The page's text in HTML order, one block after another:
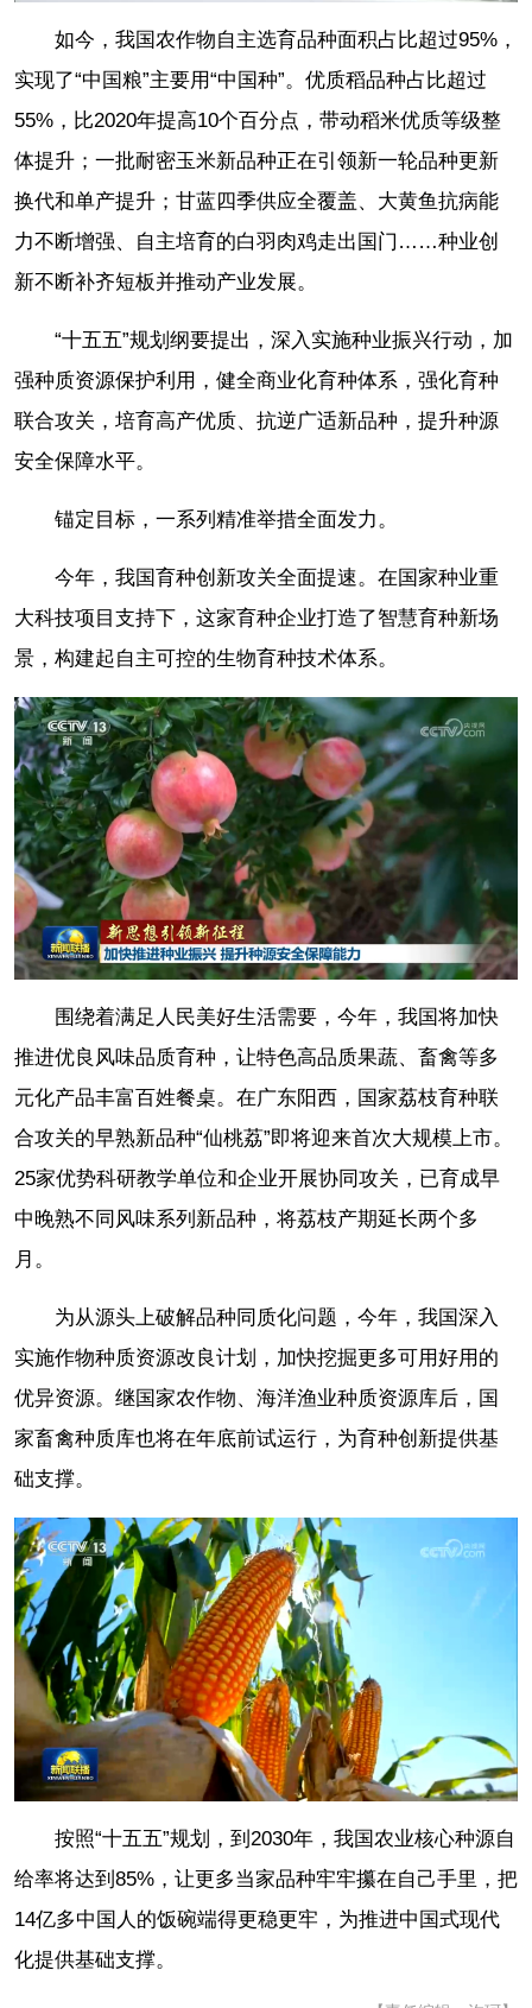
如今，我国农作物自主选育品种面积占比超过95%，
实现了“中国粮”主要用“中国种”。优质稻品种占比超过
55%，比2020年提高10个百分点，带动稻米优质等级整
体提升；一批耐密玉米新品种正在引领新一轮品种更新
换代和单产提升；甘蓝四季供应全覆盖、大黄鱼抗病能
力不断增强、自主培育的白羽肉鸡走出国门……种业创
新不断补齐短板并推动产业发展。
“十五五”规划纲要提出，深入实施种业振兴行动，加
强种质资源保护利用，健全商业化育种体系，强化育种
联合攻关，培育高产优质、抗逆广适新品种，提升种源
安全保障水平。
锚定目标，一系列精准举措全面发力。
今年，我国育种创新攻关全面提速。在国家种业重
大科技项目支持下，这家育种企业打造了智慧育种新场
景，构建起自主可控的生物育种技术体系。
围绕着满足人民美好生活需要，今年，我国将加快
推进优良风味品质育种，让特色高品质果蔬、畜禽等多
元化产品丰富百姓餐桌。在广东阳西，国家荔枝育种联
合攻关的早熟新品种“仙桃荔”即将迎来首次大规模上市。
25家优势科研教学单位和企业开展协同攻关，已育成早
中晚熟不同风味系列新品种，将荔枝产期延长两个多
月。
为从源头上破解品种同质化问题，今年，我国深入
实施作物种质资源改良计划，加快挖掘更多可用好用的
优异资源。继国家农作物、海洋渔业种质资源库后，国
家畜禽种质库也将在年底前试运行，为育种创新提供基
础支撑。
按照“十五五”规划，到2030年，我国农业核心种源自
给率将达到85%，让更多当家品种牢牢攥在自己手里，把
14亿多中国人的饭碗端得更稳更牢，为推进中国式现代
化提供基础支撑。